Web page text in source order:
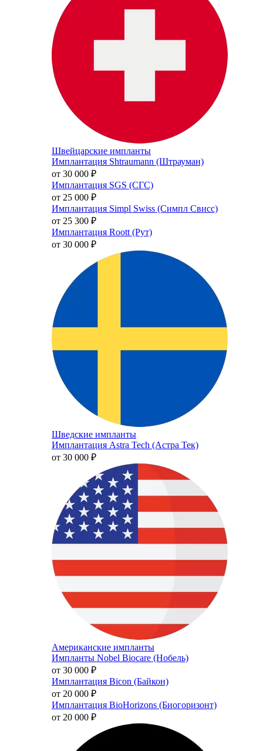
Швейцарские импланты
Имплантация Shtraumann (Штрауман)
от 30 000 ₽
Имплантация SGS (СГС)
от 25 000 ₽
Имплантация Simpl Swiss (Симпл Свисс)
от 25 300 ₽
Имплантация Roott (Рут)
от 30 000 ₽
Шведские импланты
Имплантация Astra Tech (Астра Тек)
от 30 000 ₽
Американские импланты
Импланты Nobel Biocare (Нобель)
от 30 000 ₽
Имплантация Bicon (Байкон)
от 20 000 ₽
Имплантация BioHorizons (Биогоризонт)
от 20 000 ₽